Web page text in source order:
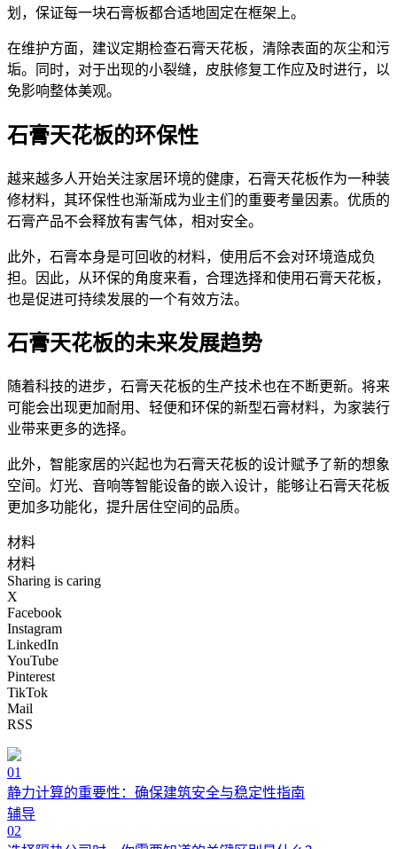
划，保证每一块石膏板都合适地固定在框架上。
在维护方面，建议定期检查石膏天花板，清除表面的灰尘和污
垢。同时，对于出现的小裂缝，皮肤修复工作应及时进行，以
免影响整体美观。
石膏天花板的环保性
越来越多人开始关注家居环境的健康，石膏天花板作为一种装
修材料，其环保性也渐渐成为业主们的重要考量因素。优质的
石膏产品不会释放有害气体，相对安全。
此外，石膏本身是可回收的材料，使用后不会对环境造成负
担。因此，从环保的角度来看，合理选择和使用石膏天花板，
也是促进可持续发展的一个有效方法。
石膏天花板的未来发展趋势
随着科技的进步，石膏天花板的生产技术也在不断更新。将来
可能会出现更加耐用、轻便和环保的新型石膏材料，为家装行
业带来更多的选择。
此外，智能家居的兴起也为石膏天花板的设计赋予了新的想象
空间。灯光、音响等智能设备的嵌入设计，能够让石膏天花板
更加多功能化，提升居住空间的品质。
材料
材料
Sharing is caring
X
Facebook
Instagram
LinkedIn
YouTube
Pinterest
TikTok
Mail
RSS
01
静力计算的重要性：确保建筑安全与稳定性指南
辅导
02